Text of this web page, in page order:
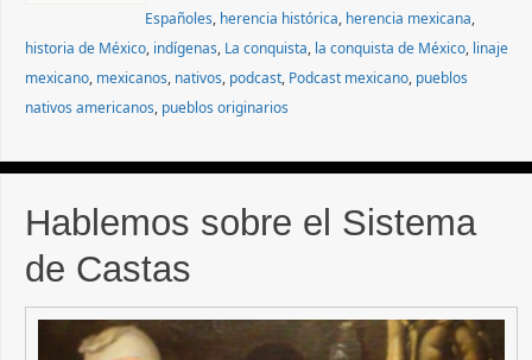
Españoles, herencia histórica, herencia mexicana,
historia de México, indígenas, La conquista, la conquista de México, linaje
mexicano, mexicanos, nativos, podcast, Podcast mexicano, pueblos
nativos americanos, pueblos originarios
Hablemos sobre el Sistema
de Castas